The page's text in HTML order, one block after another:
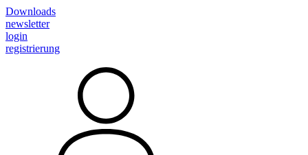
Downloads
newsletter
login
registrierung